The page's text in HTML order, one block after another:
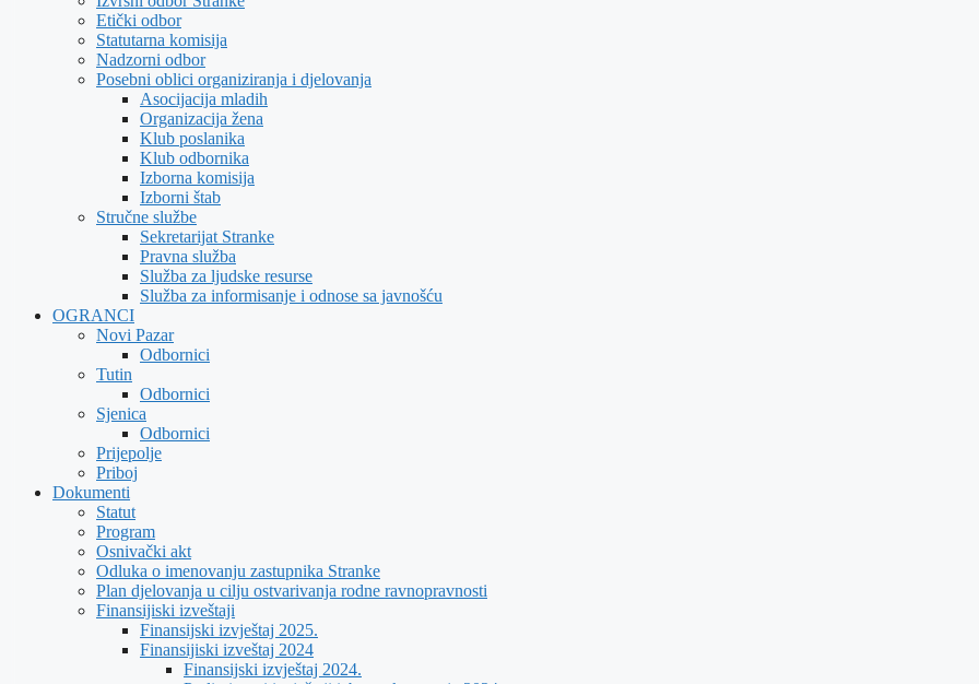
Etički odbor
Statutarna komisija
Nadzorni odbor
Posebni oblici organiziranja i djelovanja
Asocijacija mladih
Organizacija žena
Klub poslanika
Klub odbornika
Izborna komisija
Izborni štab
Stručne službe
Sekretarijat Stranke
Pravna služba
Služba za ljudske resurse
Služba za informisanje i odnose sa javnošću
OGRANCI
Novi Pazar
Odbornici
Tutin
Odbornici
Sjenica
Odbornici
Prijepolje
Priboj
Dokumenti
Statut
Program
Osnivački akt
Odluka o imenovanju zastupnika Stranke
Plan djelovanja u cilju ostvarivanja rodne ravnopravnosti
Finansijiski izveštaji
Finansijski izvještaj 2025.
Finansijiski izveštaj 2024
Finansijski izvještaj 2024.